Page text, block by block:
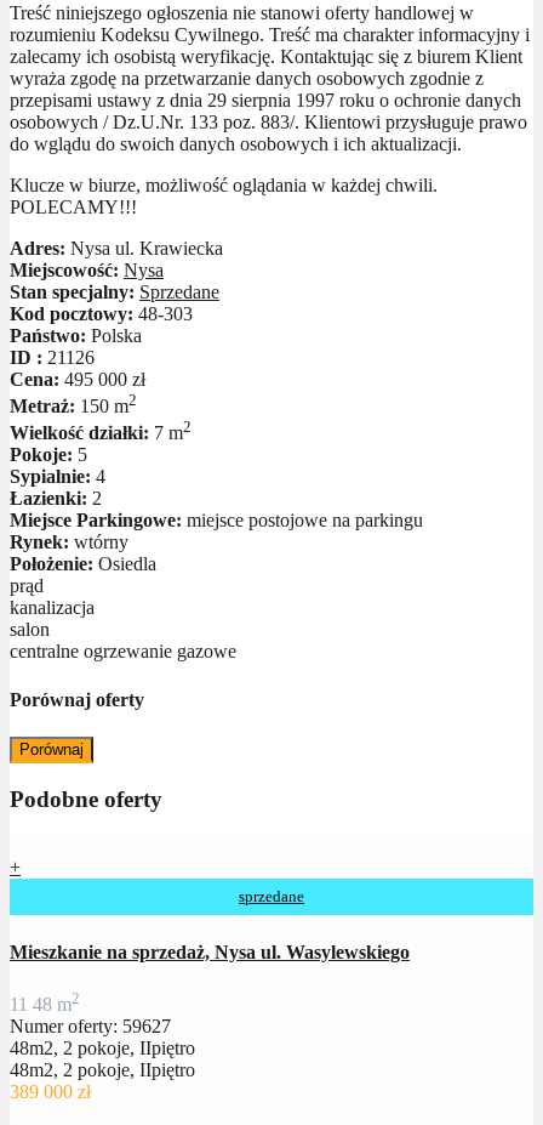
Treść niniejszego ogłoszenia nie stanowi oferty handlowej w
rozumieniu Kodeksu Cywilnego. Treść ma charakter informacyjny i
zalecamy ich osobistą weryfikację. Kontaktując się z biurem Klient
wyraża zgodę na przetwarzanie danych osobowych zgodnie z
przepisami ustawy z dnia 29 sierpnia 1997 roku o ochronie danych
osobowych / Dz.U.Nr. 133 poz. 883/. Klientowi przysługuje prawo
do wglądu do swoich danych osobowych i ich aktualizacji.
Klucze w biurze, możliwość oglądania w każdej chwili.
POLECAMY!!!
Adres: Nysa ul. Krawiecka
Miejscowość: Nysa
Stan specjalny: Sprzedane
Kod pocztowy: 48-303
Państwo: Polska
ID : 21126
Cena: 495 000 zł
Metraż: 150 m2
Wielkość działki: 7 m2
Pokoje: 5
Sypialnie: 4
Łazienki: 2
Miejsce Parkingowe: miejsce postojowe na parkingu
Rynek: wtórny
Położenie: Osiedla
prąd
kanalizacja
salon
centralne ogrzewanie gazowe
Porównaj oferty
Porównaj
Podobne oferty
+
sprzedane
Mieszkanie na sprzedaż, Nysa ul. Wasylewskiego
11 48 m2
Numer oferty: 59627
48m2, 2 pokoje, IIpiętro
48m2, 2 pokoje, IIpiętro
389 000 zł